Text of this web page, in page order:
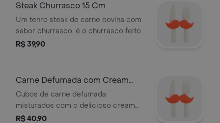
Steak Churrasco 15 Cm
Um tenro steak de carne bovina com
sabor churrasco. é o churrasco feito
do jeito que você sempre quis.
R$ 39,90
Carne Defumada com Cream
Cheese 15 Cm
Cubos de carne defumada
misturados com o delicioso cream
cheese
R$ 40,90